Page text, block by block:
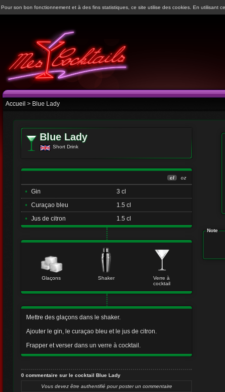
Pour son bon fonctionnement et à des fins statistiques, ce site utilise des cookies. En utilisant
Accueil > Blue Lady
Blue Lady
Short Drink
oz
cl
• Gin
3 cl
• Curaçao bleu
1.5 cl
• Jus de citron 1.5 cl
Glaçons Shaker
Verre à
cocktail
Mettre des glaçons dans le shaker.
Ajouter le gin, le curaçao bleu et le jus de citron.
Frapper et verser dans un verre à cocktail.
0 commentaire sur le cocktail Blue Lady
Vous devez être authentifié pour poster un commentaire
Note